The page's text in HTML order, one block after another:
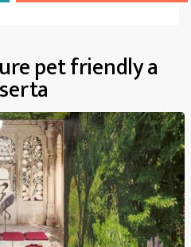
pet friendly a